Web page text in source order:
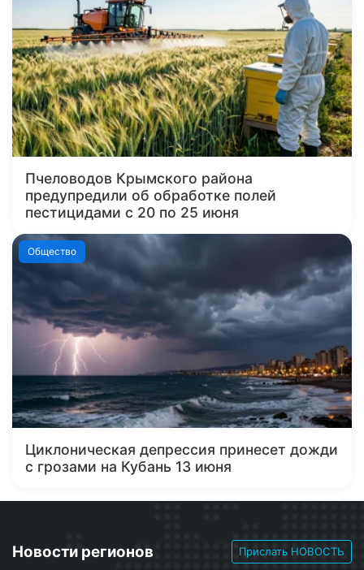
Пчеловодов Крымского района
предупредили об обработке полей
пестицидами с 20 по 25 июня
Общество
Циклоническая депрессия принесет дожди
с грозами на Кубань 13 июня
Новости регионов Прислать НОВОСТЬ